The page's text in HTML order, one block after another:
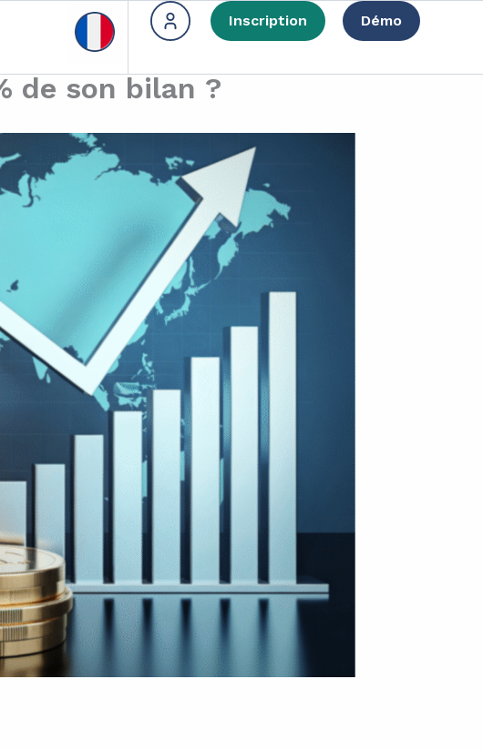
Inscription Démo
de son bilan ?